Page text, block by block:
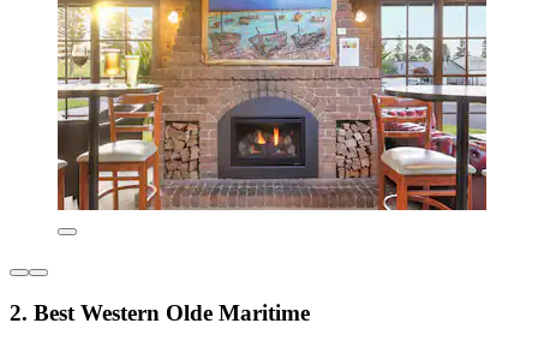
2. Best Western Olde Maritime